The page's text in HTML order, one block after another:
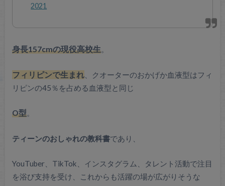
2021
身長157cmの現役高校生。
フィリピンで生まれ、クオーターのおかげか血液型はフィ
リピンの45％を占める血液型と同じ
O型。
ティーンのおしゃれの教科書であり、
YouTuber、TikTok、インスタグラム、タレント活動で注目
を浴び支持を受け、これからも活躍の場が広がりそうな